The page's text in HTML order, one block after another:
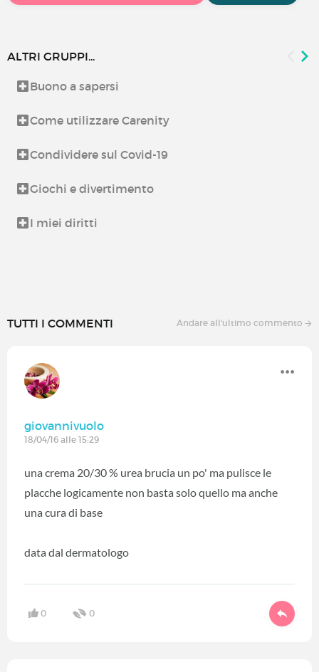
ALTRI GRUPPI...
Buono a sapersi
Come utilizzare Carenity
Condividere sul Covid-19
Giochi e divertimento
I miei diritti
TUTTI I COMMENTI Andare all'ultimo commento
giovannivuolo
18/04/16 alle 15:29
una crema 20/30 % urea brucia un po' ma pulisce le
placche logicamente non basta solo quello ma anche
una cura di base
data dal dermatologo
0 0